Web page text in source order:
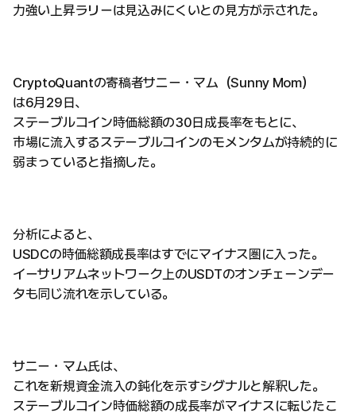
力強い上昇ラリーは見込みにくいとの見方が示された。
CryptoQuantの寄稿者サニー・マム（Sunny Mom）
は6月29日、
ステーブルコイン時価総額の30日成長率をもとに、
市場に流入するステーブルコインのモメンタムが持続的に
弱まっていると指摘した。
分析によると、
USDCの時価総額成長率はすでにマイナス圏に入った。
イーサリアムネットワーク上のUSDTのオンチェーンデー
タも同じ流れを示している。
サニー・マム氏は、
これを新規資金流入の鈍化を示すシグナルと解釈した。
ステーブルコイン時価総額の成長率がマイナスに転じたこ